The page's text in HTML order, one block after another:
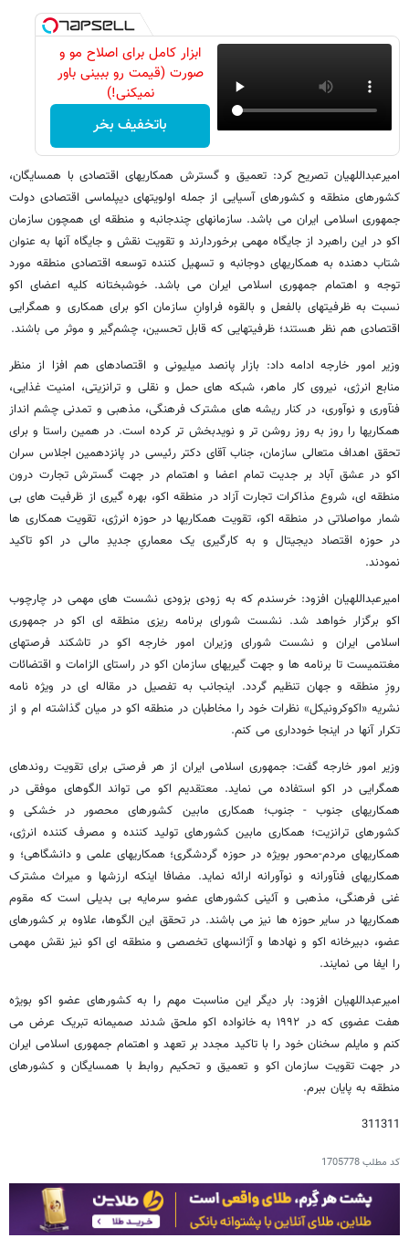
ابزار کامل برای اصلاح مو و
صورت (قیمت رو ببینی باور
نمیکنی!)
باتخفیف بخر
امیرعبداللهیان تصریح کرد: تعمیق و گسترش همکاریهای اقتصادی با همسایگان،
کشورهای منطقه و کشورهای آسیایی از جمله اولویتهای دیپلماسی اقتصادی دولت
جمهوری اسلامی ایران می باشد. سازمانهای چندجانبه و منطقه ای همچون سازمان
اکو در این راهبرد از جایگاه مهمی برخوردارند و تقویت نقش و جایگاه آنها به عنوان
شتاب دهنده به همکاریهای دوجانبه و تسهیل کننده توسعه اقتصادی منطقه مورد
توجه و اهتمام جمهوری اسلامی ایران می باشد. خوشبختانه کلیه اعضای اکو
نسبت به ظرفیتهای بالفعل و بالقوه فراوانِ سازمان اکو برای همکاری و همگرایی
اقتصادی هم نظر هستند؛ ظرفیتهایی که قابل تحسین، چشم‌گیر و موثر می باشند.
وزیر امور خارجه ادامه داد: بازار پانصد میلیونی و اقتصادهای هم افزا از منظر
منابع انرژی، نیروی کار ماهر، شبکه های حمل و نقلی و ترانزیتی، امنیت غذایی،
فنآوری و نوآوری، در کنار ریشه های مشترک فرهنگی، مذهبی و تمدنی چشم انداز
همکاریها را روز به روز روشن تر و نویدبخش تر کرده است. در همین راستا و برای
تحقق اهداف متعالی سازمان، جناب آقای دکتر رئیسی در پانزدهمین اجلاس سران
اکو در عشق آباد بر جدیت تمام اعضا و اهتمام در جهت گسترش تجارت درون
منطقه ای، شروع مذاکرات تجارت آزاد در منطقه اکو، بهره گیری از ظرفیت های بی
شمار مواصلاتی در منطقه اکو، تقویت همکاریها در حوزه انرژی، تقویت همکاری ها
در حوزه اقتصاد دیجیتال و به کارگیری یک معماریِ جدیدِ مالی در اکو تاکید
نمودند.
امیرعبداللهیان افزود: خرسندم که به زودی بزودی نشست های مهمی در چارچوب
اکو برگزار خواهد شد. نشست شورای برنامه ریزی منطقه ای اکو در جمهوری
اسلامی ایران و نشست شورای وزیران امور خارجه اکو در تاشکند فرصتهای
مغتنمیست تا برنامه ها و جهت گیریهای سازمان اکو در راستای الزامات و اقتضائات
روزِ منطقه و جهان تنظیم گردد. اینجانب به تفصیل در مقاله ای در ویژه نامه
نشریه «اکوکرونیکل» نظرات خود را مخاطبان در منطقه اکو در میان گذاشته ام و از
تکرار آنها در اینجا خودداری می کنم.
وزیر امور خارجه گفت:‌ جمهوری اسلامی ایران از هر فرصتی برای تقویت روندهای
همگرایی در اکو استفاده می نماید. معتقدیم اکو می تواند الگوهای موفقی در
همکاریهای جنوب - جنوب؛ همکاری مابین کشورهای محصور در خشکی و
کشورهای ترانزیت؛ همکاری مابین کشورهای تولید کننده و مصرف کننده انرژی،
همکاریهای مردم-محور بویژه در حوزه گردشگری؛ همکاریهای علمی و دانشگاهی؛ و
همکاریهای فنآورانه و نوآورانه ارائه نماید. مضافا اینکه ارزشها و میراث مشترک
غنی فرهنگی، مذهبی و آئینی کشورهای عضو سرمایه بی بدیلی است که مقوم
همکاریها در سایر حوزه ها نیز می باشند. در تحقق این الگوها، علاوه بر کشورهای
عضو، دبیرخانه اکو و نهادها و آژانسهای تخصصی و منطقه ای اکو نیز نقش مهمی
را ایفا می نمایند.
امیرعبداللهیان افزود: بار دیگر این مناسبت مهم را به کشورهای عضو اکو بویژه
هفت عضوی که در ۱۹۹۲ به خانواده اکو ملحق شدند صمیمانه تبریک عرض می
کنم و مایلم سخنان خود را با تاکید مجدد بر تعهد و اهتمام جمهوری اسلامی ایران
در جهت تقویت سازمان اکو و تعمیق و تحکیم روابط با همسایگان و کشورهای
منطقه به پایان ببرم.
311311
کد مطلب1705778